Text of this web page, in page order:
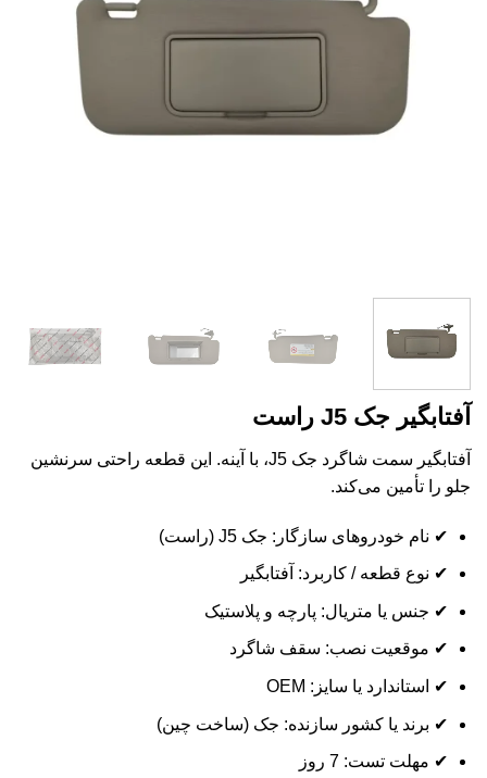
آفتابگیر جک J5 راست
آفتابگیر سمت شاگرد جک J5، با آینه. این قطعه راحتی سرنشین
جلو را تأمین می‌کند.
✔ نام خودروهای سازگار: جک J5 (راست)
✔ نوع قطعه / کاربرد: آفتابگیر
✔ جنس یا متریال: پارچه و پلاستیک
✔ موقعیت نصب: سقف شاگرد
✔ استاندارد یا سایز: OEM
✔ برند یا کشور سازنده: جک (ساخت چین)
✔ مهلت تست: 7 روز